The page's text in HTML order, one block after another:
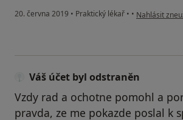
20. června 2019 • Praktický lékař • • podle názoru
Nahlásit
Váš účet byl odstraněn
Vzdy rad a ochotne pomohl a
pravda, ze me pokazde poslal k